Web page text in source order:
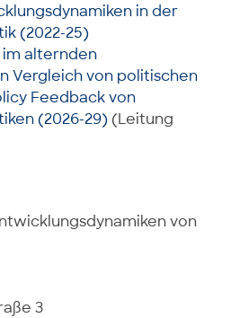
in der
(2022-25)
im alternden
Vergleich von politischen
Feedback von
(2026-29) (Leitung
von
3